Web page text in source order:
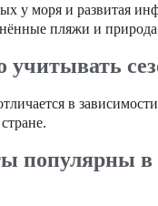
у моря и развитая
пляжи и
в
популярны в